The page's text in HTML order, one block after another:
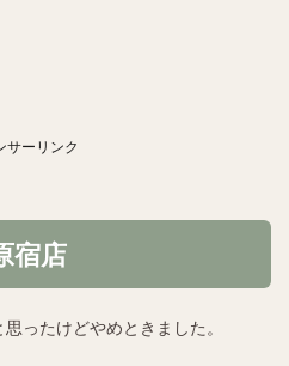
サーリンク
宿店
ったけどやめときました。